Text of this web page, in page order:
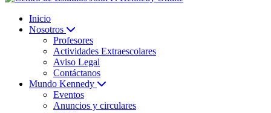
Inicio
Nosotros
Profesores
Actividades Extraescolares
Aviso Legal
Contáctanos
Mundo Kennedy
Eventos
Anuncios y circulares